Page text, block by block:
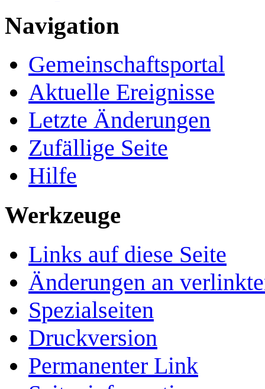
Navigation
Gemeinschafts­portal
Aktuelle Ereignisse
Letzte Änderungen
Zufällige Seite
Hilfe
Werkzeuge
Links auf diese Seite
Änderungen an
Spezialseiten
Druckversion
Permanenter Link